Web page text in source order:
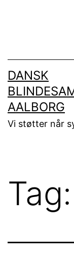
DANSK
AALBORG
Vi støtter når
Tag: